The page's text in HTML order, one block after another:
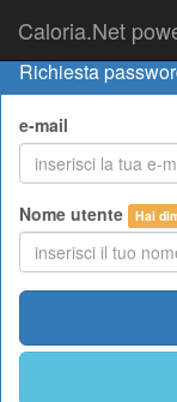
Caloria.Net
Richiesta
e-mail
Nome utente Hai